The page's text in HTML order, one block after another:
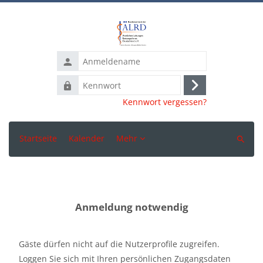
Anmeldename
Kennwort
Anmelden
Kennwort vergessen?
Startseite Kalender Mehr
Suchen
Anmeldung notwendig
Gäste dürfen nicht auf die Nutzerprofile zugreifen.
Loggen Sie sich mit Ihren persönlichen Zugangsdaten